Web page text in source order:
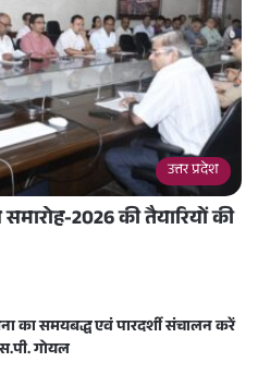
उत्तर प्रदेश
2026 की तैयारियों की
का समयबद्ध एवं पारदर्शी संचालन करें
गोयल